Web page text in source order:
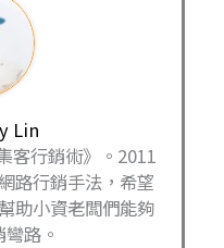
Lin
客行銷術》。2011
路行銷手法，希望
助小資老闆們能夠
路。